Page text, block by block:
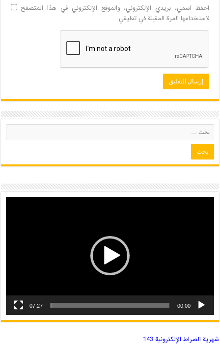
احفظ اسمي، بريدي الإلكتروني، والموقع الإلكتروني في هذا المتصفح
لاستخدامها المرة المقبلة في تعليقي.
00:00
07:27
شهریة الصراط الإلكترونية 143